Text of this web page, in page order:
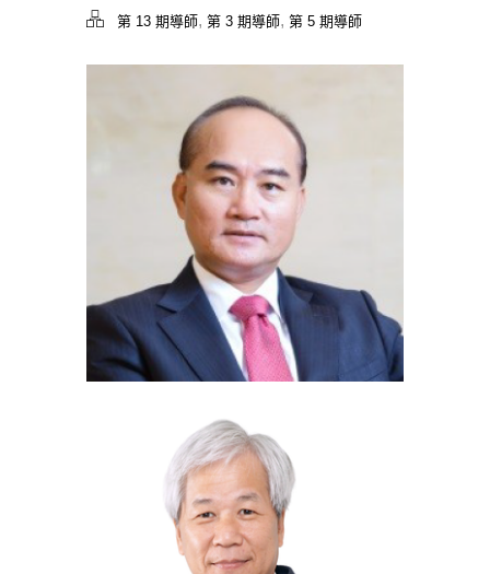
第 13 期導師, 第 3 期導師, 第 5 期導師